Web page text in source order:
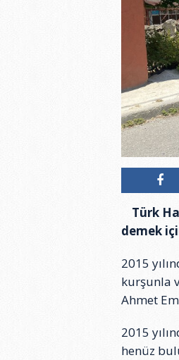
Türk
demek
2015
kurşunla
Ahmet
2015
henüz